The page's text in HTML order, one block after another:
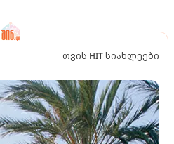
თვის HIT სიახლეები